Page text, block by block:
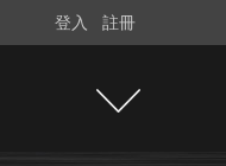
登入 註冊